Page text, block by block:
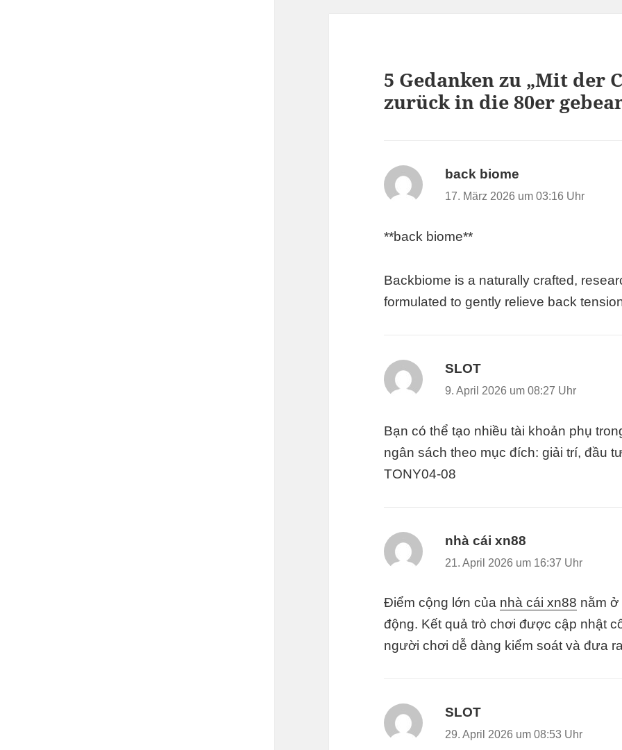
5 Gedanken zu „Mit der
zurück in die 80er
back biome
17. März 2026 um 03:16 Uhr
**back biome**
Backbiome is a naturally crafted,
formulated to gently relieve back
SLOT
9. April 2026 um 08:27 Uhr
Bạn có thể tạo nhiều tài khoản phụ
ngân sách theo mục đích: giải trí, đầu
TONY04-08
nhà cái xn88
21. April 2026 um 16:37 Uhr
Điểm cộng lớn của nhà cái xn88 nằm ở
động. Kết quả trò chơi được cập nhật
người chơi dễ dàng kiểm soát và đưa
SLOT
29. April 2026 um 08:53 Uhr